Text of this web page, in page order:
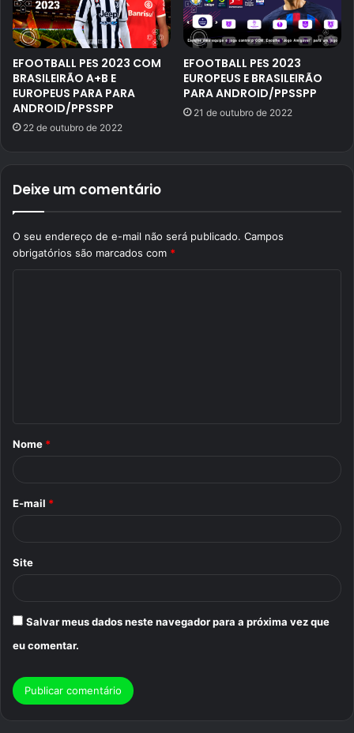
EFOOTBALL PES 2023 COM
BRASILEIRÃO A+B E
EUROPEUS PARA PARA
ANDROID/PPSSPP
22 de outubro de 2022
EFOOTBALL PES 2023
EUROPEUS E BRASILEIRÃO
PARA ANDROID/PPSSPP
21 de outubro de 2022
Deixe um comentário
O seu endereço de e-mail não será publicado. Campos
obrigatórios são marcados com *
r
Nome *
E-mail *
Site
Salvar meus dados neste navegador para a próxima vez que
eu comentar.